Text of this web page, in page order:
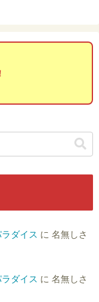
ダイス に 名無しさ
ダイス に 名無しさ